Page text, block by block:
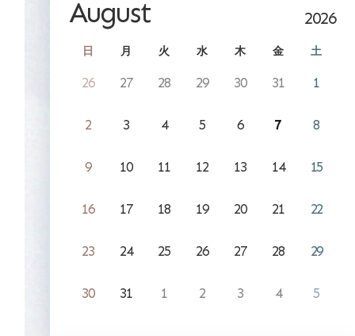
August 2026
日 月 火 水 木 金 土
26 27 28 29 30 31 1
2 3 4 5 6 7 8
9 10 11 12 13 14 15
16 17 18 19 20 21 22
23 24 25 26 27 28 29
30 31 1 2 3 4 5